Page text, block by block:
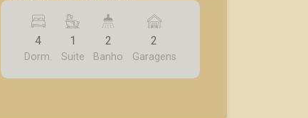
4
Dorm.
1
Suite
2
Banho
2
Garagens